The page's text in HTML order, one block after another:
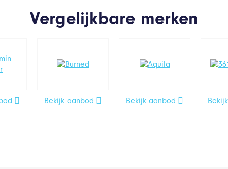
Vergelijkbare merken
Bekijk aanbod Bekijk aanbod